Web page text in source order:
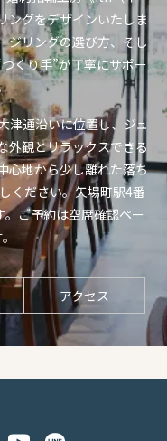
ングをデザインいたしま
ジリングの選び方、そし
くり手”が丁寧にサポー
津通沿いに位置し、ジュ
外観とリラックスできる
心地から少し離れた落ち
ください。矢場町駅4番
ご予約は空席確認ペー
アクセス